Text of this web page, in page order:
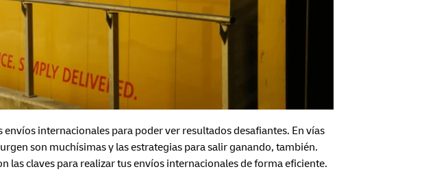
envíos internacionales para poder ver resultados desafiantes. En vías
son muchísimas y las estrategias para salir ganando, también.
las claves para realizar tus envíos internacionales de forma eficiente.